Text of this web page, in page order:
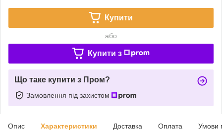
Купити
або
Купити з
Що таке купити з Пром?
Замовлення під захистом
Опис Характеристики Доставка Оплата Умови